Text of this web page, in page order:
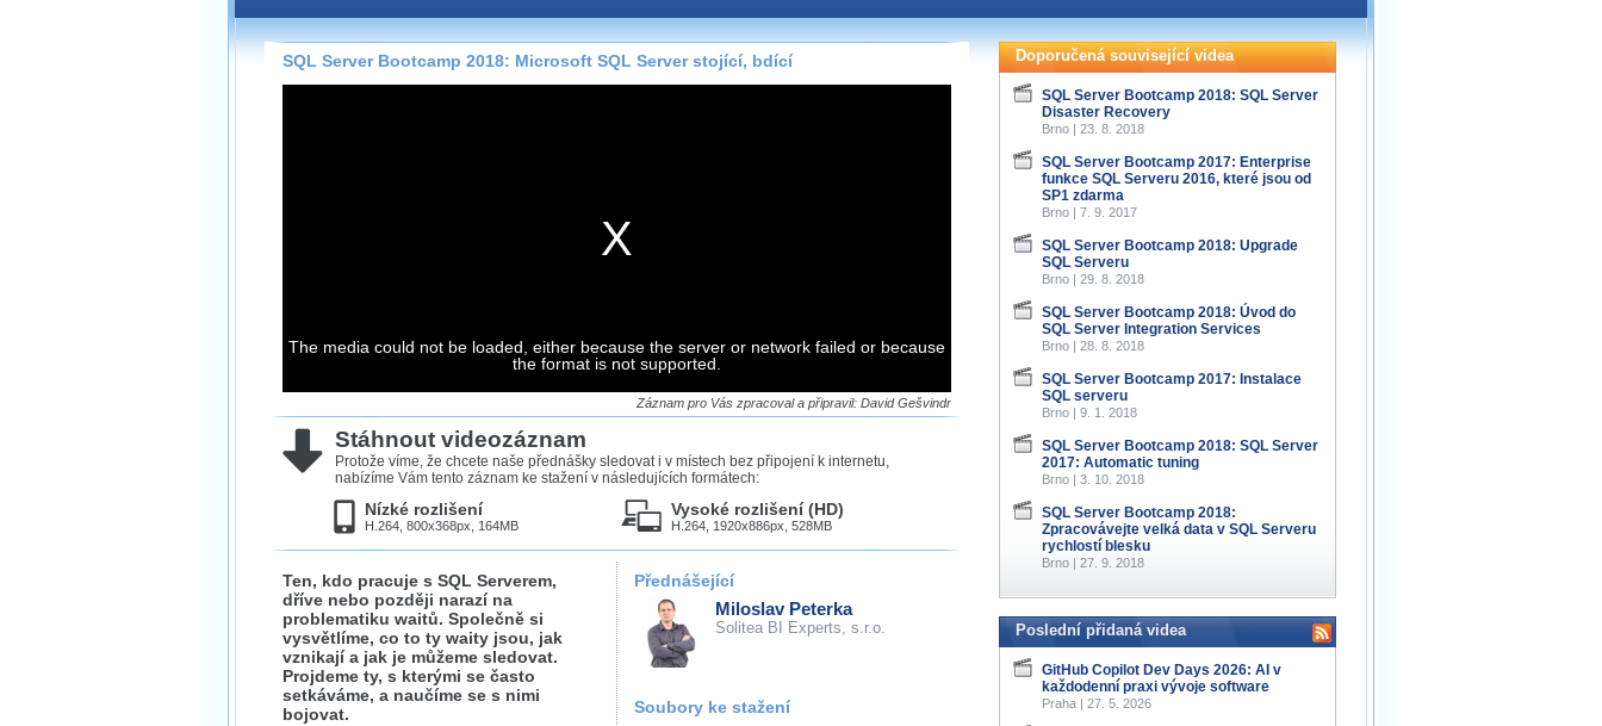
Záznamy na našem webu můžete pohodlně sledovat
přímo na stránce s využitím našehoHTML 5nebo
Silverlightpřehrávače.
neumožňuje, proto umožňujeme stahování vybraných
Velmi staré záznamy máme historicky uložené
ve formátu, který není vhodný pro stahování,
proto je ke stažení nenabízíme.
SQL Server Bootcamp 2018: Microsoft SQL Server stojící, bdící
The media could not be loaded, either because the server or network failed or because
the format is not supported.
Záznam pro Vás zpracoval a připravil: David Gešvindr
Stáhnout videozáznam
Protože víme, že chcete naše přednášky sledovat i v místech bez připojení k internetu,
nabízíme Vám tento záznam ke stažení v následujících formátech:
Nízké rozlišení
H.264, 800x368px, 164MB
Vysoké rozlišení (HD)
H.264, 1920x886px, 528MB
Ten, kdo pracuje s SQL Serverem,
dříve nebo později narazí na
problematiku waitů. Společně si
vysvětlíme, co to ty waity jsou, jak
vznikají a jak je můžeme sledovat.
Projdeme ty, s kterými se často
setkáváme, a naučíme se s nimi
bojovat.
Přednášející
Miloslav Peterka
Solitea BI Experts, s.r.o.
Soubory ke stažení
Doporučená související videa
SQL Server Bootcamp 2018: SQL Server
Disaster Recovery
Brno | 23. 8. 2018
SQL Server Bootcamp 2017: Enterprise
funkce SQL Serveru 2016, které jsou od
SP1 zdarma
Brno | 7. 9. 2017
SQL Server Bootcamp 2018: Upgrade
SQL Serveru
Brno | 29. 8. 2018
SQL Server Bootcamp 2018: Úvod do
SQL Server Integration Services
Brno | 28. 8. 2018
SQL Server Bootcamp 2017: Instalace
SQL serveru
Brno | 9. 1. 2018
SQL Server Bootcamp 2018: SQL Server
2017: Automatic tuning
Brno | 3. 10. 2018
SQL Server Bootcamp 2018:
Zpracovávejte velká data v SQL Serveru
rychlostí blesku
Brno | 27. 9. 2018
Poslední přidaná videa
GitHub Copilot Dev Days 2026: AI v
každodenní praxi vývoje software
Praha | 27. 5. 2026